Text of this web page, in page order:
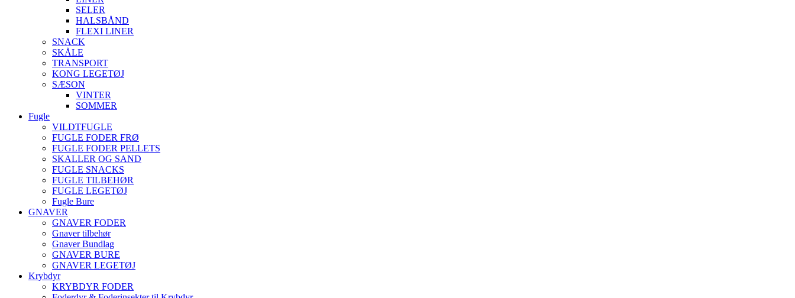
SELER
HALSBÅND
FLEXI LINER
SNACK
SKÅLE
TRANSPORT
KONG LEGETØJ
SÆSON
VINTER
SOMMER
Fugle
VILDTFUGLE
FUGLE FODER FRØ
FUGLE FODER PELLETS
SKALLER OG SAND
FUGLE SNACKS
FUGLE TILBEHØR
FUGLE LEGETØJ
Fugle Bure
GNAVER
GNAVER FODER
Gnaver tilbehør
Gnaver Bundlag
GNAVER BURE
GNAVER LEGETØJ
Krybdyr
KRYBDYR FODER